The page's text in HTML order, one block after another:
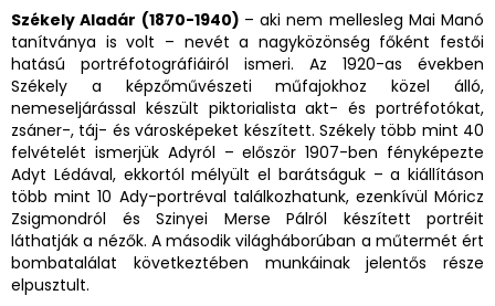
Székely Aladár (1870-1940) – aki nem mellesleg Mai Manó
tanítványa is volt – nevét a nagyközönség főként festői
hatású portréfotográfiáiról ismeri. Az 1920-as években
Székely a képzőművészeti műfajokhoz közel álló,
nemeseljárással készült piktorialista akt- és portréfotókat,
zsáner-, táj- és városképeket készített. Székely több mint 40
felvételét ismerjük Adyról – először 1907-ben fényképezte
Adyt Lédával, ekkortól mélyült el barátságuk – a kiállításon
több mint 10 Ady-portréval találkozhatunk, ezenkívül Móricz
Zsigmondról és Szinyei Merse Pálról készített portréit
láthatják a nézők. A második világháborúban a műtermét ért
bombatalálat következtében munkáinak jelentős része
elpusztult.